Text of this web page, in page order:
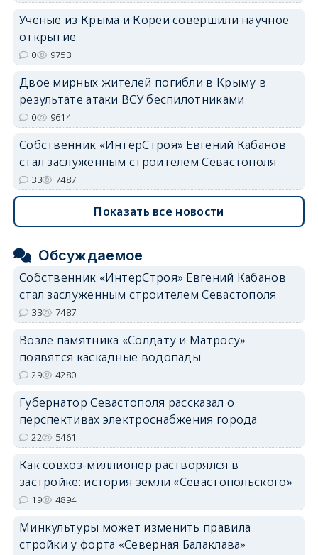
Учёные из Крыма и Кореи совершили научное
открытие
0 9753
Двое мирных жителей погибли в Крыму в
результате атаки ВСУ беспилотниками
0 9614
Собственник «ИнтерСтроя» Евгений Кабанов
стал заслуженным строителем Севастополя
33 7487
Показать все новости
Обсуждаемое
Собственник «ИнтерСтроя» Евгений Кабанов
стал заслуженным строителем Севастополя
33 7487
Возле памятника «Солдату и Матросу»
появятся каскадные водопады
29 4280
Губернатор Севастополя рассказал о
перспективах электроснабжения города
22 5461
Как совхоз-миллионер растворялся в
застройке: история земли «Севастопольского»
19 4894
Минкультуры может изменить правила
стройки у форта «Северная Балаклава»